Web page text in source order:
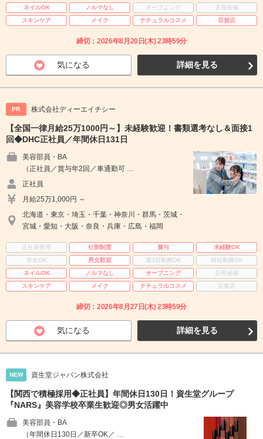
ネイルOK
ノルマなし オープニング
店長候補
スキンケア
メイク ナチュラルコスメ 百貨店
締切：2026年8月20日(木) 23時59分
気になる 詳細を見る
PR 株式会社ディーエイチシー
【全国一律月給25万1000円～】未経験歓迎！書類選考なし＆面接1
回◆DHC正社員／年間休日131日
美容部員・BA
（正社員／賞与年2回／車通勤可 …
正社員
月給25万1,000円 ～
北海道・東京・埼玉・千葉・神奈川・群馬・茨城・
宮城・愛知・大阪・奈良・兵庫・広島・福岡
正社員登用 社割制度 賞与
未経験OK
学生OK
男女歓迎 週3日勤務OK
時短勤務OK
ネイルOK
ノルマなし オープニング
店長候補
スキンケア
メイク ナチュラルコスメ 百貨店
締切：2026年8月27日(木) 23時59分
気になる 詳細を見る
NEW 資生堂ジャパン株式会社
【関西で積極採用◆正社員】年間休日130日！資生堂グループ
『NARS』美容学校卒業生歓迎◎男女活躍中
美容部員・BA
（年間休日130日／新卒OK／ …